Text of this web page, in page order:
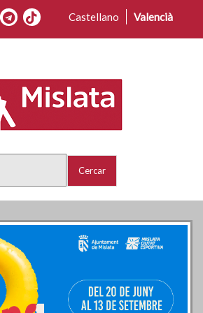
Castellano Valencià